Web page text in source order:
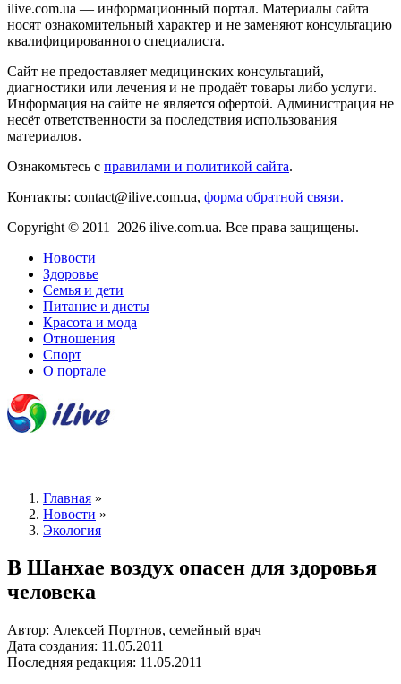
ilive.com.ua — информационный портал. Материалы сайта
носят ознакомительный характер и не заменяют консультацию
квалифицированного специалиста.
Сайт не предоставляет медицинских консультаций,
диагностики или лечения и не продаёт товары либо услуги.
Информация на сайте не является офертой. Администрация не
несёт ответственности за последствия использования
материалов.
Ознакомьтесь с правилами и политикой сайта.
Контакты: contact@ilive.com.ua, форма обратной связи.
Copyright © 2011–2026 ilive.com.ua. Все права защищены.
Новости
Здоровье
Семья и дети
Питание и диеты
Красота и мода
Отношения
Спорт
О портале
Главная »
Новости »
Экология
В Шанхае воздух опасен для здоровья
человека
Автор: Алексей Портнов, семейный врач
Дата создания: 11.05.2011
Последняя редакция: 11.05.2011